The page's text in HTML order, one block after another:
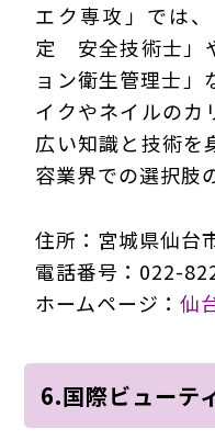
エク専攻」では
定 安全技術士」
ョン衛生管理士」
イクやネイルのカ
広い知識と技術を
容業界での選択肢
住所：宮城県仙台
電話番号：022-
ホームページ：仙
6.国際ビューテ